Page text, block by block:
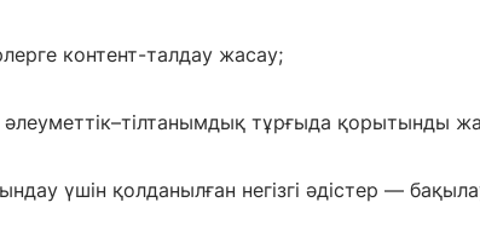
контент-талдау жасау;
әлеуметтік–тілтанымдық тұрғыда қорытынды
үшін қолданылған негізгі әдістер —